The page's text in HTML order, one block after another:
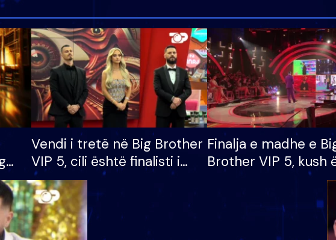
Vendi i tretë në Big Brother
VIP 5, cili është finalisti i
radhës që lë shtëpinë
Finalja e madhe e
Brother VIP 5, kush
banori i parë që lë
dhe humb
të fituar çmimin e